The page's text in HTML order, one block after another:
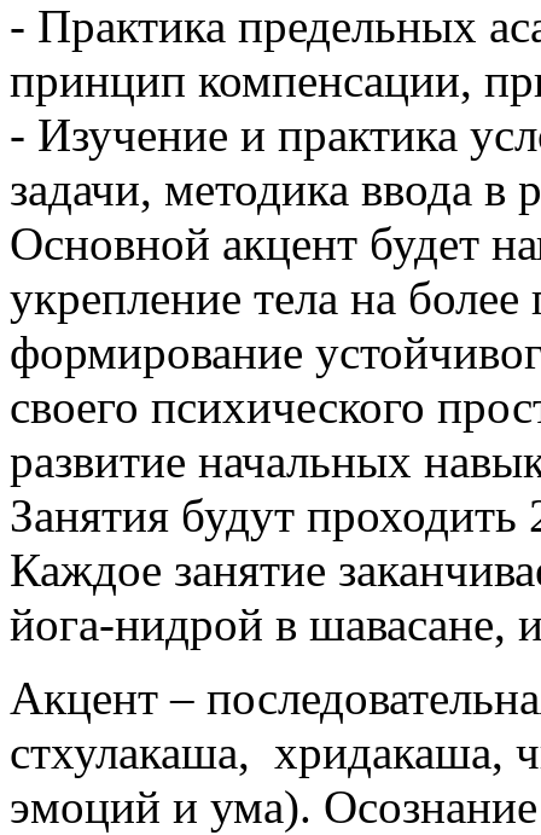
- Практика предельных
принцип компенсации,
- Изучение и практика
задачи, методика ввода в
Основной акцент будет
укрепление тела на
формирование
своего психического
развитие начальных
Занятия будут
Каждое занятие
йога-нидрой в шавасане,
Акцент –
стхулакаша, хридакаша,
эмоций и ума).